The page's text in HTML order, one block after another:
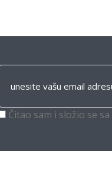
Čitao sam i složio se sa